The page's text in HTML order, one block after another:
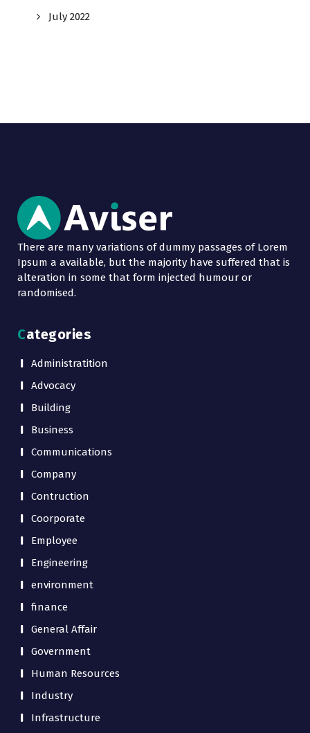
July 2022
There are many variations of dummy passages of Lorem
Ipsum a available, but the majority have suffered that is
alteration in some that form injected humour or
randomised.
Categories
Administratition
Advocacy
Building
Business
Communications
Company
Contruction
Coorporate
Employee
Engineering
environment
finance
General Affair
Government
Human Resources
Industry
Infrastructure